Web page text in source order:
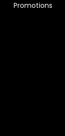
Promotions